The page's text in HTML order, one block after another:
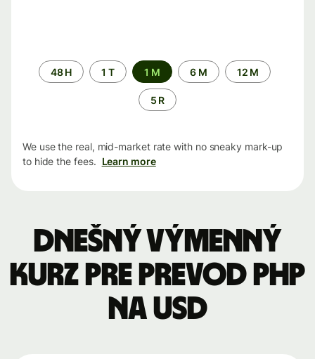
Time
period
48 H 1 T 1 M 6 M 12 M
5 R
We use the real, mid-market rate with no sneaky mark-up
to hide the fees. Learn more
Dnešný výmenný
kurz pre prevod PHP
na USD